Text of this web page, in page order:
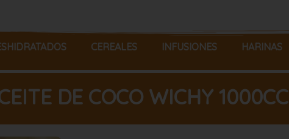
CEREALES INFUSIONES HARINAS
DE COCO WICHY 1000CC